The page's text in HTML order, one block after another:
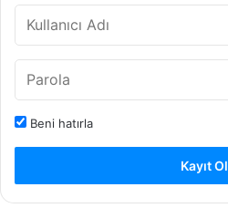
Beni hatırla
Kayıt Ol